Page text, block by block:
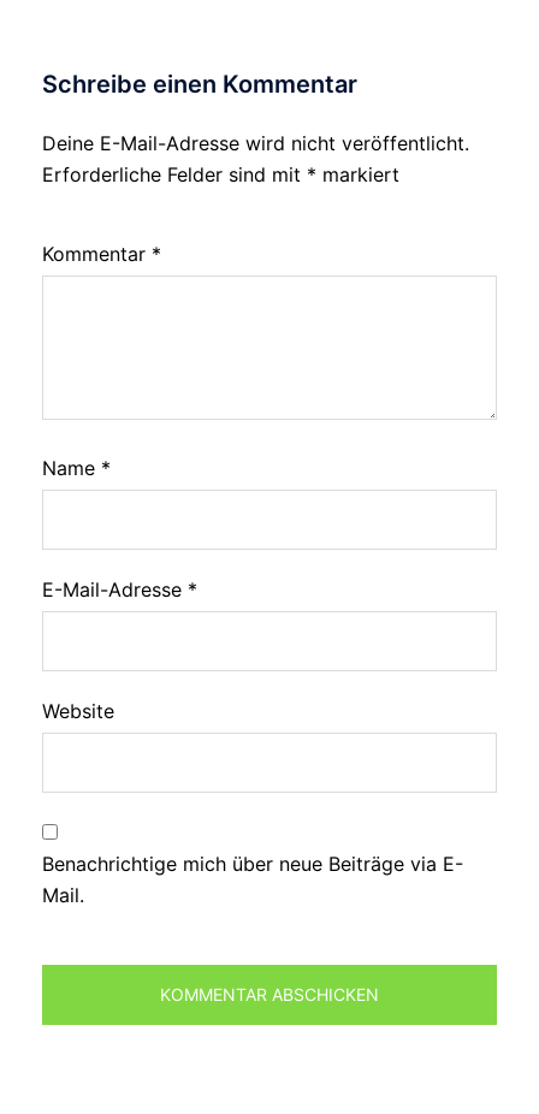
Schreibe einen Kommentar
Deine E-Mail-Adresse wird nicht veröffentlicht.
Erforderliche Felder sind mit * markiert
Kommentar *
Name *
E-Mail-Adresse *
Website
Benachrichtige mich über neue Beiträge via E-
Mail.